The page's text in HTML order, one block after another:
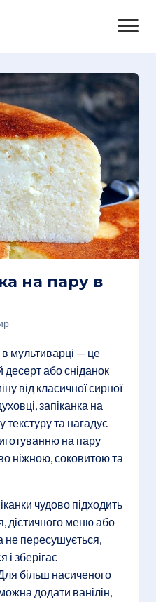
на пару в
мультиварці — це
десерт або сніданок
від класичної сирної
запіканка на
текстуру та нагадує
на пару
ніжною, соковитою та
чудово підходить
дієтичного меню або
не пересушується,
і зберігає
більш насиченого
додати ванілін,